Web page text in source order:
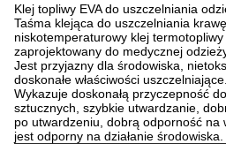
Klej topliwy EVA do uszczelniania
Taśma klejąca do uszczelniania
niskotemperaturowy klej termotopliwy
zaprojektowany do medycznej
Jest przyjazny dla środowiska,
doskonałe właściwości uszczelniające.
Wykazuje doskonałą przyczepność
sztucznych, szybkie utwardzanie,
po utwardzeniu, dobrą odporność na
jest odporny na działanie środowiska.